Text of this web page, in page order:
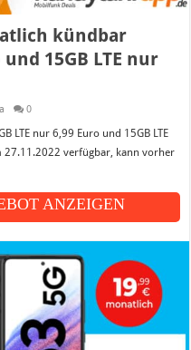
kündbar
15GB LTE nur
0
LTE nur 6,99 Euro und 15GB LTE
27.11.2022 verfügbar, kann vorher
ANZEIGEN